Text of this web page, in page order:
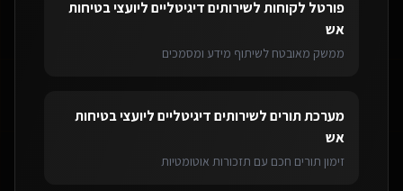
פורטל לקוחותלשירותים דיגיטליים ליועצי בטיחות
אש
ממשק מאובטח לשיתוף מידע ומסמכים
מערכת תוריםלשירותים דיגיטליים ליועצי בטיחות
אש
זימון תורים חכם עם תזכורות אוטומטיות